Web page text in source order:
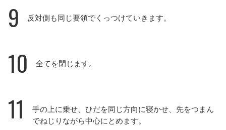
9 反対側も同じ要領でくっつけていきます。
10 全てを閉じます。
11
手の上に乗せ、ひだを同じ方向に寝かせ、先をつまん
でねじりながら中心にとめます。